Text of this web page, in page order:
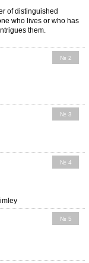
of distinguished
who lives or who has
them.
№ 2
№ 3
№ 4
№ 5